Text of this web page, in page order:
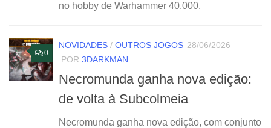
no hobby de Warhammer 40.000.
0
NOVIDADES / OUTROS JOGOS 28/06/2026
POR 3DARKMAN
Necromunda ganha nova edição:
de volta à Subcolmeia
Necromunda ganha nova edição, com conjunto